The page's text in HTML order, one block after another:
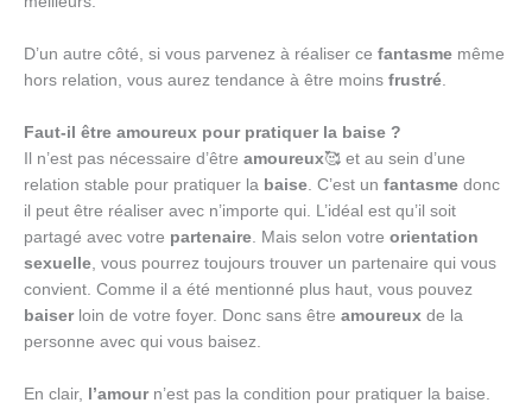
D’un autre côté, si vous parvenez à réaliser ce fantasme même
hors relation, vous aurez tendance à être moins frustré
Faut-il être amoureux pour pratiquer la baise ?
Il n’est pas nécessaire d’être amoureux🥰 et au sein d’une
relation stable pour pratiquer la baise . C’est un fantasme donc
il peut être réaliser avec n’importe qui. L’idéal est qu’il soit
partagé avec votre partenaire . Mais selon votre orientation
sexuelle , vous pourrez toujours trouver un partenaire qui vous
convient. Comme il a été mentionné plus haut, vous pouvez
baiserloin de votre foyer. Donc sans être amoureux de la
personne avec qui vous baisez.
En clair, l’amourn’est pas la condition pour pratiquer la baise.